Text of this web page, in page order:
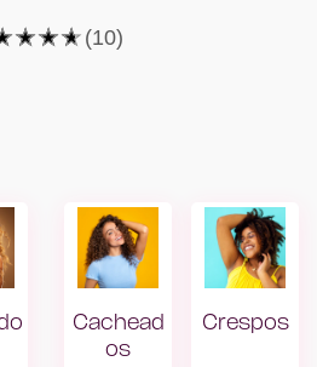
A
classificação
Perfeito
classificações.
(10)
Cachead
os
Crespos